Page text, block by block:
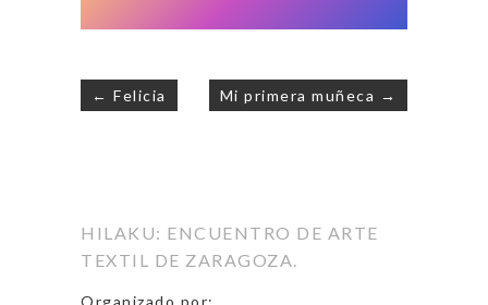
← Felicia Mi primera muñeca →
HILAKU: ENCUENTRO DE ARTE
TEXTIL DE ZARAGOZA.